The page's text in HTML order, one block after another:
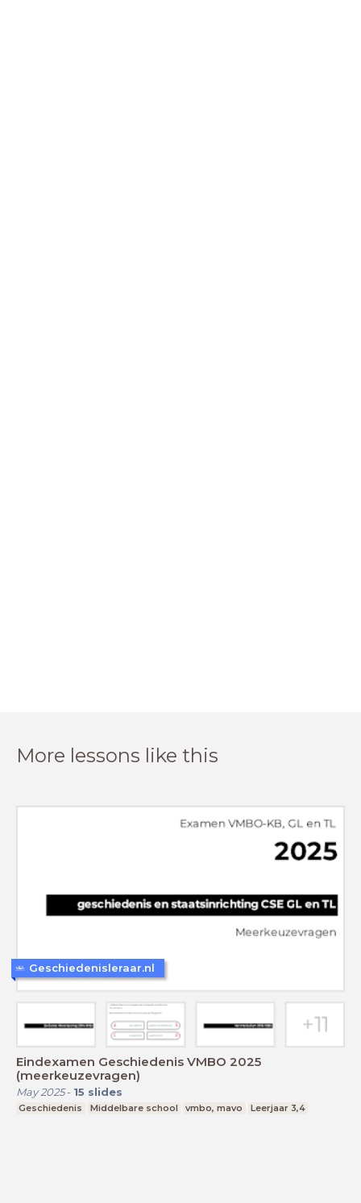
More lessons like this
Eindexamen Geschiedenis VMBO 2025
(meerkeuzevragen)
May 2025- 15 slides
Geschiedenis Middelbare school vmbo, mavo Leerjaar 3,4
Geschiedenisleraar.nl